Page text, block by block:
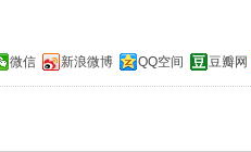
微信 新浪微博 QQ空间 豆瓣网